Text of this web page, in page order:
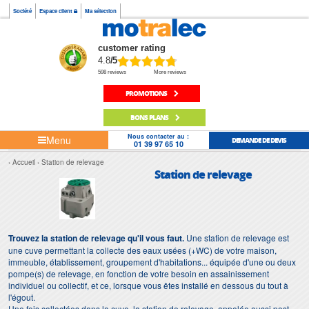
Société Espace client Ma sélection
customer rating
4.8/5
598 reviews More reviews
PROMOTIONS
BONS PLANS
Menu Nous contacter au :
01 39 97 65 10 DEMANDE DE DEVIS
Accueil Station de relevage
Station de relevage
Trouvez la station de relevage qu'il vous faut. Une station de relevage est
une cuve permettant la collecte des eaux usées (+WC) de votre maison,
immeuble, établissement, groupement d'habitations... équipée d'une ou deux
pompe(s) de relevage, en fonction de votre besoin en assainissement
individuel ou collectif, et ce, lorsque vous êtes installé en dessous du tout à
l'égout.